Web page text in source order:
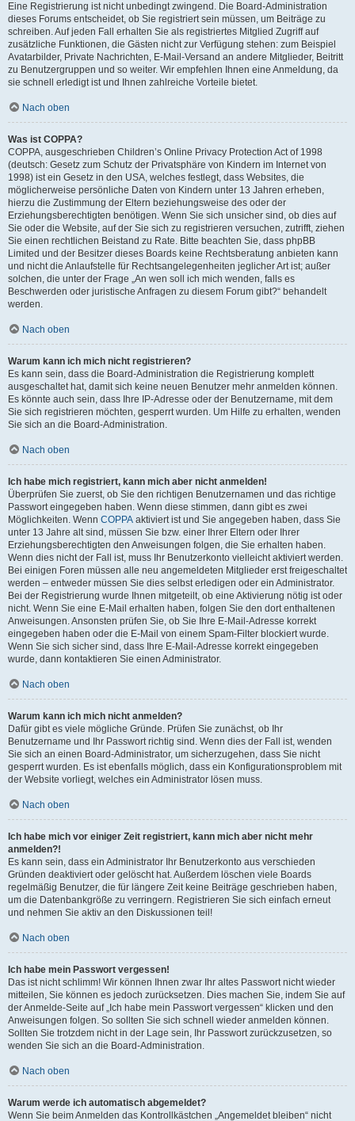
Eine Registrierung ist nicht unbedingt zwingend. Die Board-Administration
dieses Forums entscheidet, ob Sie registriert sein müssen, um Beiträge zu
schreiben. Auf jeden Fall erhalten Sie als registriertes Mitglied Zugriff auf
zusätzliche Funktionen, die Gästen nicht zur Verfügung stehen: zum Beispiel
Avatarbilder, Private Nachrichten, E-Mail-Versand an andere Mitglieder, Beitritt
zu Benutzergruppen und so weiter. Wir empfehlen Ihnen eine Anmeldung, da
sie schnell erledigt ist und Ihnen zahlreiche Vorteile bietet.
Nach oben
Was ist COPPA?
COPPA, ausgeschrieben Children’s Online Privacy Protection Act of 1998
(deutsch: Gesetz zum Schutz der Privatsphäre von Kindern im Internet von
1998) ist ein Gesetz in den USA, welches festlegt, dass Websites, die
möglicherweise persönliche Daten von Kindern unter 13 Jahren erheben,
hierzu die Zustimmung der Eltern beziehungsweise des oder der
Erziehungsberechtigten benötigen. Wenn Sie sich unsicher sind, ob dies auf
Sie oder die Website, auf der Sie sich zu registrieren versuchen, zutrifft, ziehen
Sie einen rechtlichen Beistand zu Rate. Bitte beachten Sie, dass phpBB
Limited und der Besitzer dieses Boards keine Rechtsberatung anbieten kann
und nicht die Anlaufstelle für Rechtsangelegenheiten jeglicher Art ist; außer
solchen, die unter der Frage „An wen soll ich mich wenden, falls es
Beschwerden oder juristische Anfragen zu diesem Forum gibt?“ behandelt
werden.
Nach oben
Warum kann ich mich nicht registrieren?
Es kann sein, dass die Board-Administration die Registrierung komplett
ausgeschaltet hat, damit sich keine neuen Benutzer mehr anmelden können.
Es könnte auch sein, dass Ihre IP-Adresse oder der Benutzername, mit dem
Sie sich registrieren möchten, gesperrt wurden. Um Hilfe zu erhalten, wenden
Sie sich an die Board-Administration.
Nach oben
Ich habe mich registriert, kann mich aber nicht anmelden!
Überprüfen Sie zuerst, ob Sie den richtigen Benutzernamen und das richtige
Passwort eingegeben haben. Wenn diese stimmen, dann gibt es zwei
Möglichkeiten. Wenn COPPA aktiviert ist und Sie angegeben haben, dass Sie
unter 13 Jahre alt sind, müssen Sie bzw. einer Ihrer Eltern oder Ihrer
Erziehungsberechtigten den Anweisungen folgen, die Sie erhalten haben.
Wenn dies nicht der Fall ist, muss Ihr Benutzerkonto vielleicht aktiviert werden.
Bei einigen Foren müssen alle neu angemeldeten Mitglieder erst freigeschaltet
werden – entweder müssen Sie dies selbst erledigen oder ein Administrator.
Bei der Registrierung wurde Ihnen mitgeteilt, ob eine Aktivierung nötig ist oder
nicht. Wenn Sie eine E-Mail erhalten haben, folgen Sie den dort enthaltenen
Anweisungen. Ansonsten prüfen Sie, ob Sie Ihre E-Mail-Adresse korrekt
eingegeben haben oder die E-Mail von einem Spam-Filter blockiert wurde.
Wenn Sie sich sicher sind, dass Ihre E-Mail-Adresse korrekt eingegeben
wurde, dann kontaktieren Sie einen Administrator.
Nach oben
Warum kann ich mich nicht anmelden?
Dafür gibt es viele mögliche Gründe. Prüfen Sie zunächst, ob Ihr
Benutzername und Ihr Passwort richtig sind. Wenn dies der Fall ist, wenden
Sie sich an einen Board-Administrator, um sicherzugehen, dass Sie nicht
gesperrt wurden. Es ist ebenfalls möglich, dass ein Konfigurationsproblem mit
der Website vorliegt, welches ein Administrator lösen muss.
Nach oben
Ich habe mich vor einiger Zeit registriert, kann mich aber nicht mehr
anmelden?!
Es kann sein, dass ein Administrator Ihr Benutzerkonto aus verschieden
Gründen deaktiviert oder gelöscht hat. Außerdem löschen viele Boards
regelmäßig Benutzer, die für längere Zeit keine Beiträge geschrieben haben,
um die Datenbankgröße zu verringern. Registrieren Sie sich einfach erneut
und nehmen Sie aktiv an den Diskussionen teil!
Nach oben
Ich habe mein Passwort vergessen!
Das ist nicht schlimm! Wir können Ihnen zwar Ihr altes Passwort nicht wieder
mitteilen, Sie können es jedoch zurücksetzen. Dies machen Sie, indem Sie auf
der Anmelde-Seite auf „Ich habe mein Passwort vergessen“ klicken und den
Anweisungen folgen. So sollten Sie sich schnell wieder anmelden können.
Sollten Sie trotzdem nicht in der Lage sein, Ihr Passwort zurückzusetzen, so
wenden Sie sich an die Board-Administration.
Nach oben
Warum werde ich automatisch abgemeldet?
Wenn Sie beim Anmelden das Kontrollkästchen „Angemeldet bleiben“ nicht